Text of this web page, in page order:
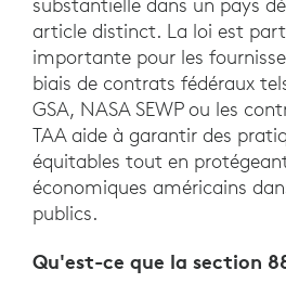
article distinct. La loi est
importante pour les
biais de contrats fédéraux
GSA, NASA SEWP ou les
TAA aide à garantir des
équitables tout en
économiques américains
publics.
Qu'est-ce que la section